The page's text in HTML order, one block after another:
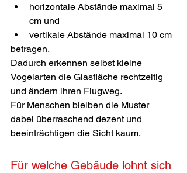
horizontale Abstände maximal 5
cm und
vertikale Abstände maximal 10 cm
betragen.
Dadurch erkennen selbst kleine
Vogelarten die Glasfläche rechtzeitig
und ändern ihren Flugweg.
Für Menschen bleiben die Muster
dabei überraschend dezent und
beeinträchtigen die Sicht kaum.
Für welche Gebäude lohnt sich